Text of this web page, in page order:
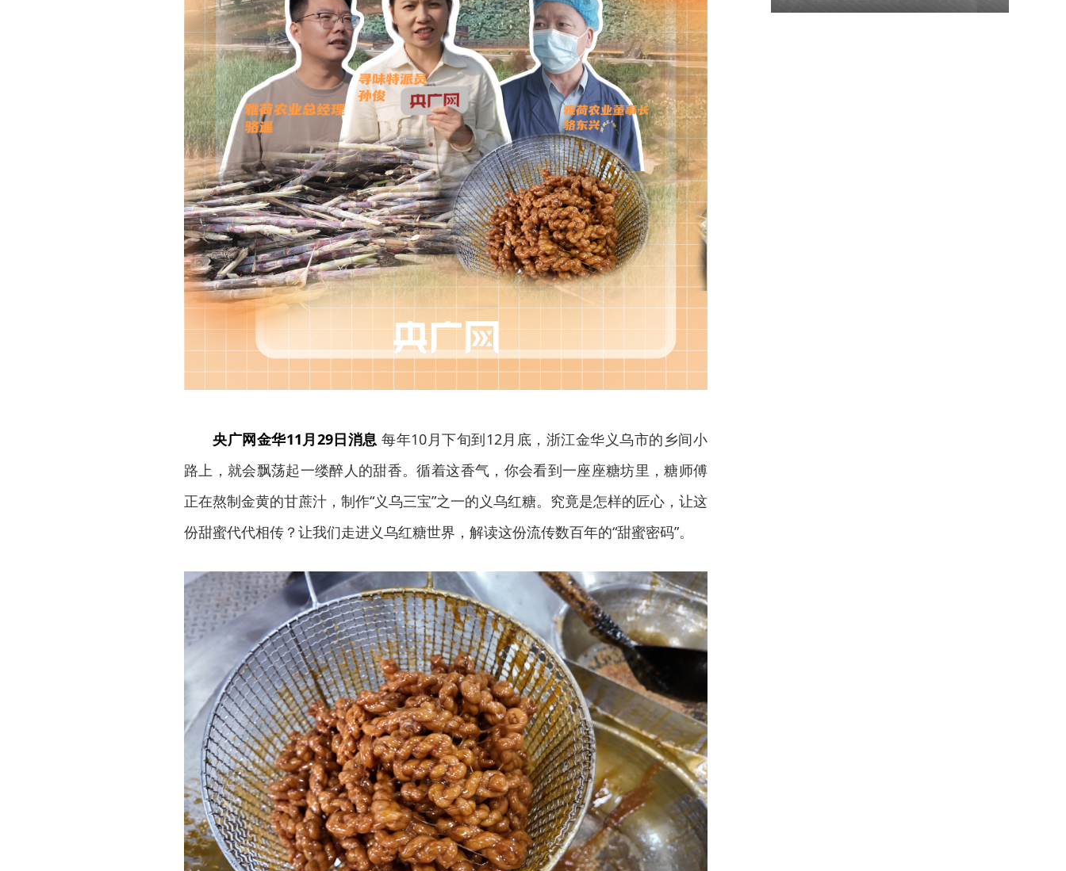
央广网金华11月29日消息每年10月下旬到12月底，浙江金华义乌市的乡间小
路上，就会飘荡起一缕醉人的甜香。循着这香气，你会看到一座座糖坊里，糖师傅
正在熬制金黄的甘蔗汁，制作“义乌三宝”之一的义乌红糖。究竟是怎样的匠心，让这
份甜蜜代代相传？让我们走进义乌红糖世界，解读这份流传数百年的“甜蜜密码”。